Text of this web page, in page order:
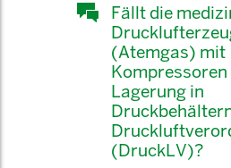
Fällt die
(Atemgas) mit
Kompressoren
Lagerung in
(DruckLV)?